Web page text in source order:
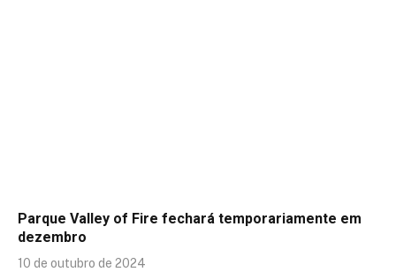
Parque Valley of Fire fechará temporariamente em
dezembro
10 de outubro de 2024